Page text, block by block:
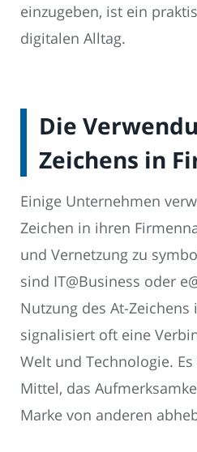
einzugeben, ist ein
digitalen Alltag.
Die
Zeichens in
Einige Unternehmen
Zeichen in ihren
und Vernetzung zu
sind IT@Business oder
Nutzung des At-
signalisiert oft eine
Welt und Technologie.
Mittel, das
Marke von anderen